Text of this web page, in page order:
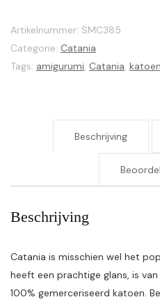
Artikelnummer: SMC385
Categorie: Catania
Tags: amigurumi, Catania, katoen
Beschrijving
Beschrijving
Catania is misschien wel het
heeft een prachtige glans, is
100% gemerceriseerd katoen.